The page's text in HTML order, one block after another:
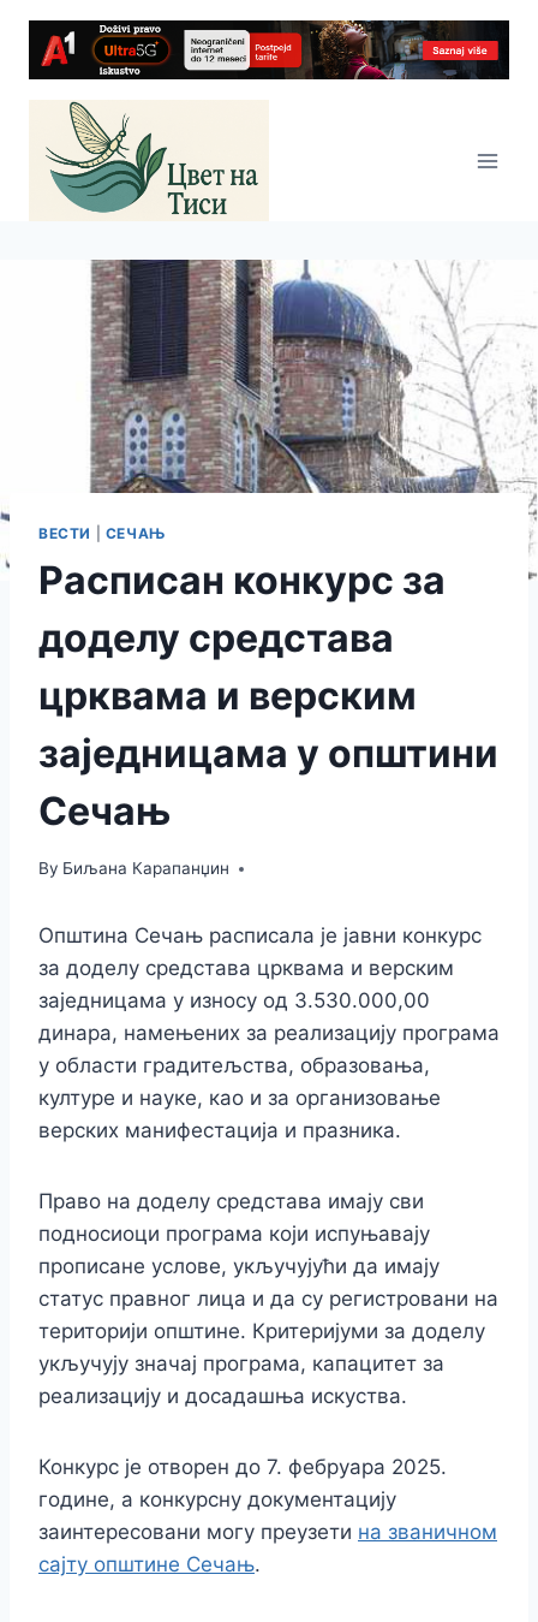
Skip
content
ВЕСТИ СЕЧАЊ
Расписан конкурс за
доделу средстава
црквама и верским
заједницама у општини
Сечањ
By Биљана Карапанџин
Општина Сечањ расписала је јавни конкурс
за доделу средстава црквама и верским
заједницама у износу од 3.530.000,00
динара, намењених за реализацију програма
у области градитељства, образовања,
културе и науке, као и за организовање
верских манифестација и празника.
Право на доделу средстава имају сви
подносиоци програма који испуњавају
прописане услове, укључујући да имају
статус правног лица и да су регистровани на
територији општине. Критеријуми за доделу
укључују значај програма, капацитет за
реализацију и досадашња искуства.
Конкурс је отворен до 7. фебруара 2025.
године, а конкурсну документацију
заинтересовани могу преузети на званичном
сајту општине Сечањ.